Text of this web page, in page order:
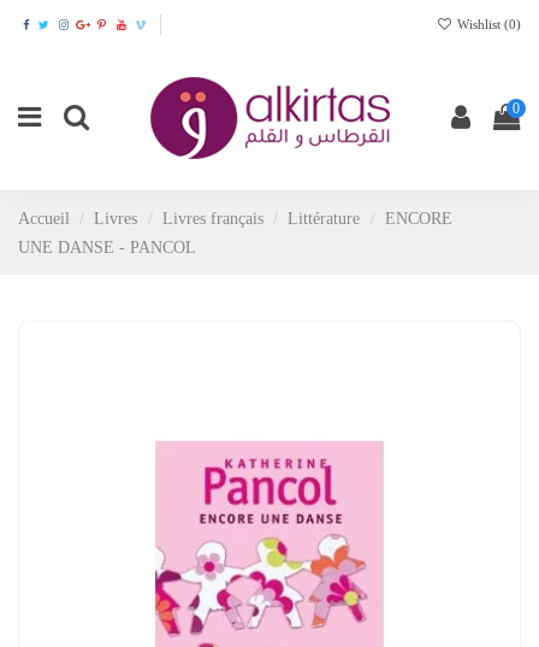
Wishlist (0)
0
Accueil Livres Livres français Littérature
ENCORE
UNE DANSE - PANCOL